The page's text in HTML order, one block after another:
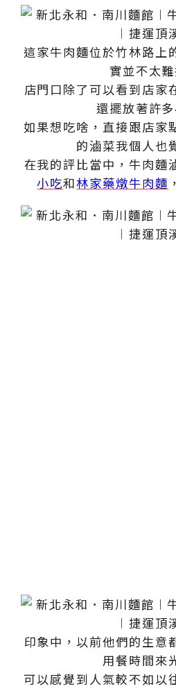
這家牛肉麵位於竹林路上
實並不太難
店門口除了可以看到店家
還擺放著許多
如果想吃啥，直接跟店家
的滷菜我個人也
在我的評比當中，牛肉麵
小吃和林家藥燉牛肉麵
印象中，以前他們的生意
用餐時間來
可以感覺到人氣較不如以